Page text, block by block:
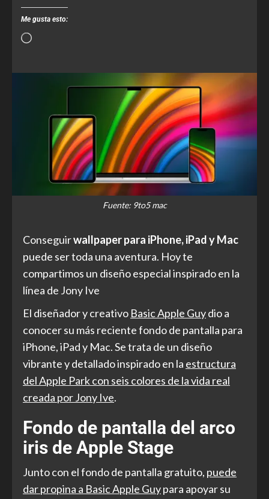
Me gusta esto:
Fuente: 9to5 mac
Conseguirwallpaper para iPhone, iPad y Mac
puede ser toda una aventura. Hoy te
compartimos un diseño especial inspirado en la
línea de Jony Ive
El diseñador y creativo Basic Apple Guydio a
conocer su más reciente fondo de pantalla para
iPhone, iPad y Mac. Se trata de un diseño
vibrante y detallado inspirado en la estructura
del Apple Park con seis colores de la vida real
creada por Jony Ive.
Fondo de pantalla del arco
iris de Apple Stage
Junto con el fondo de pantalla gratuito, puede
dar propina a Basic Apple Guypara apoyar su